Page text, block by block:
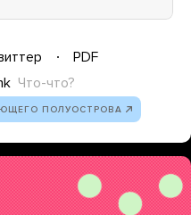
PDF
Что-что?
ПОЛУОСТРОВА